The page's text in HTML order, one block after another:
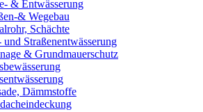
& Entwässerung
& Wegebau
Schächte
Straßenentwässerung
& Grundmauerschutz
Dämmstoffe